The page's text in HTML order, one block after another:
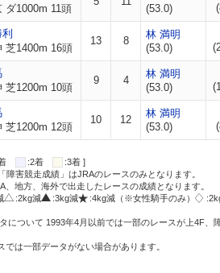
ダ1000m 11頭
(53.0)
芝1400m 16頭
13 8
林 満明
(53.0)
芝1200m 10頭
9 4
林 満明
(53.0)
芝1200m 12頭
10 12
林 満明
(53.0)
:2着
:3着 ]
害競走成績」はJRAのレースのみとなります。
地方、海外で出走したレースの成績となります。
:2kg減 :3kg減 :4kg減（※女性騎手のみ）
について 1993年4月以前では一部のレースが上4F、
は一部データがない場合があります。